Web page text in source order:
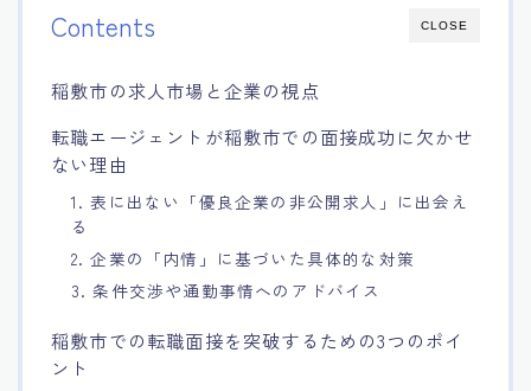
CLOSE
Contents
稲敷市の求人市場と企業の視点
転職エージェントが稲敷市での面接成功に欠かせ
ない理由
1. 表に出ない「優良企業の非公開求人」に出会え
る
2. 企業の「内情」に基づいた具体的な対策
3. 条件交渉や通勤事情へのアドバイス
稲敷市での転職面接を突破するための3つのポイ
ント